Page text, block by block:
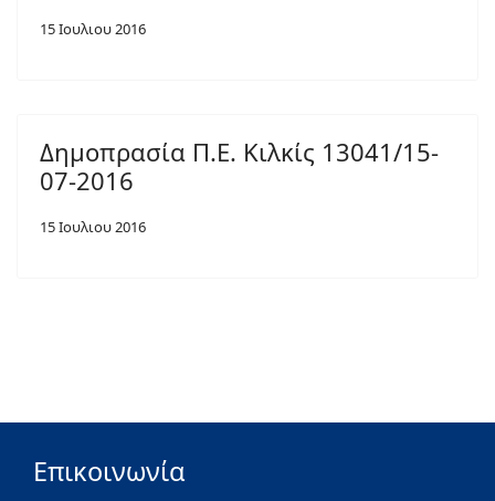
15 Ιουλιου 2016
Δημοπρασία Π.Ε. Κιλκίς 13041/15-
07-2016
15 Ιουλιου 2016
Επικοινωνία